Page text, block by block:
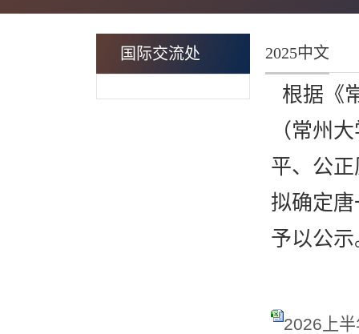
国际交流处 2025中文
根据《
（常州
平、公
拟确定唐
予以公示
2026上